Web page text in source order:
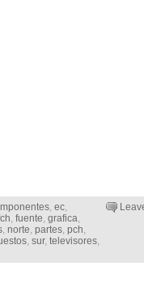
, ec,
, fuente, grafica,
, norte, partes, pch,
, sur, televisores,